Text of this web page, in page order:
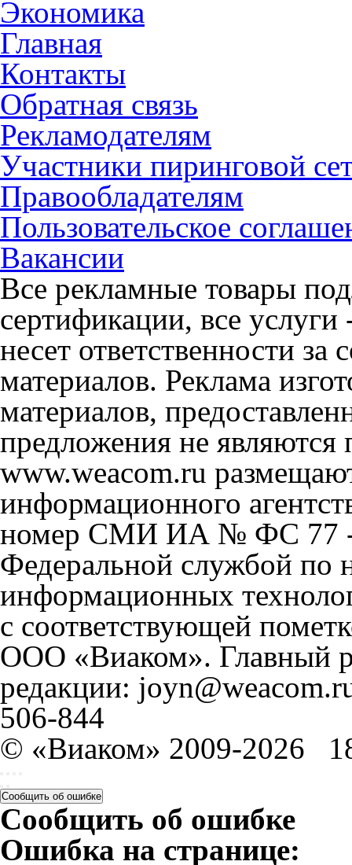
Экономика
Главная
Контакты
Обратная связь
Рекламодателям
Участники пиринговой
Правообладателям
Пользовательское
Вакансии
Все рекламные товары
сертификации, все
несет ответственности
материалов. Реклама
материалов,
предложения не
www.weacom.ru
информационного
номер СМИ ИА № ФС 77 -
Федеральной службой по
информационных
с соответствующей
ООО «Виаком». Главный
редакции:
506-844
© «Виаком» 2009-2026
Сообщить об ошибке
Сообщить об ошибке
Ошибка на странице: